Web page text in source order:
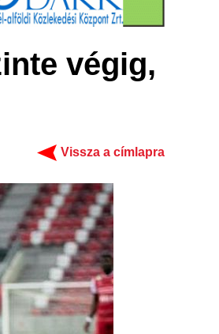
végig,
Vissza a címlapra